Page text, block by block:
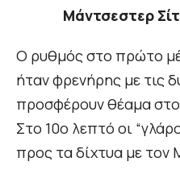
Μάντσεστερ
Ο ρυθμός στο πρώτο
ήταν φρενήρης με τις
προσφέρουν θέαμα στο
Στο 10ο λεπτό οι
προς τα δίχτυα με τον